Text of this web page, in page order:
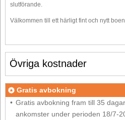
slutförande.
Välkommen till ett härligt fint och nytt
Övriga kostnader
Gratis avbokning
Gratis avbokning fram till 35
ankomster under perioden 18/7-